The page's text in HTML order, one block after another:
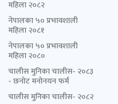
महिला २०८२
नेपालका ५० प्रभावशाली
महिला २०८१
नेपालका ५० प्रभावशाली
महिला २०८०
चालीस मुनिका चालीस- २०८३
- छनोट मनोनयन फर्म
चालीस मुनिका चालीस- २०८२